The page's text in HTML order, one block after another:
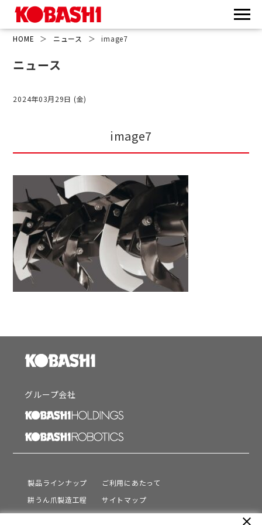
HOME ＞ ニュース ＞ image7
ニュース
2024年03月29日 (金)
image7
グループ会社
製品ラインナップ
耕うん爪製造工程
サポート
ご利用にあたって
サイトマップ
プライバシーポリシー
close